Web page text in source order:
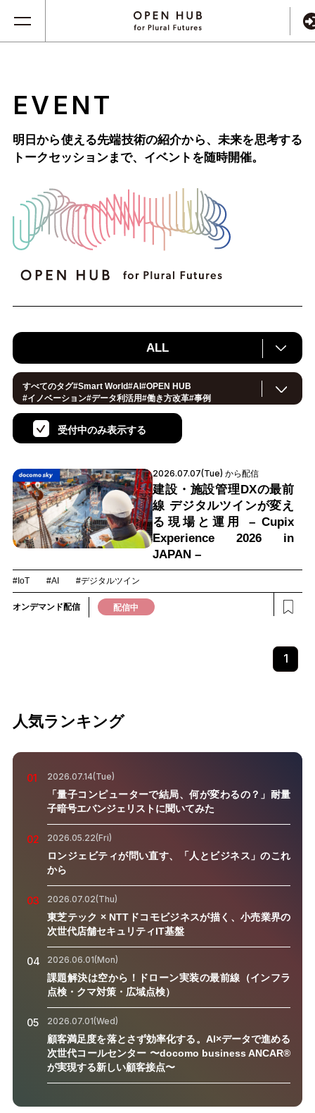
EVENT
明日から使える先端技術の紹介から、未来を思考する
トークセッションまで、 イベントを随時開催。
ALL
すべてのタグ#Smart World#AI#OPEN HUB
#イノベーション#データ利活用#働き方改革#事例
環境・エネルギー IoT#
スマートシティ
地方創生#製造#小売・流通# ロボティクス
#スマートインダストリー#音声#教育#公共
#サプライチェーン#孤独#宇宙
受付中のみ表示する
2026.07.07(Tue) から配信
建設・施設管理DXの最前
線 デジタルツインが変え
る現場と運用 – Cupix
Experience 2026 in
JAPAN –
#IoT #AI #デジタルツイン
オンデマンド配信 配信中
1
人気ランキング
01 2026.07.14(Tue)
「量子コンピューターで結局、何が変わるの？」耐量
子暗号エバンジェリストに聞いてみた
02 2026.05.22(Fri)
ロンジェビティが問い直す、「人とビジネス」のこれ
から
03 2026.07.02(Thu)
東芝テック × NTTドコモビジネスが描く、小売業界の
次世代店舗セキュリティIT基盤
04 2026.06.01(Mon)
課題解決は空から！ドローン実装の最前線（インフラ
点検・クマ対策・広域点検）
05 2026.07.01(Wed)
顧客満足度を落とさず効率化する。AI×データで進める
次世代コールセンター 〜docomo business ANCAR®
が実現する新しい顧客接点〜